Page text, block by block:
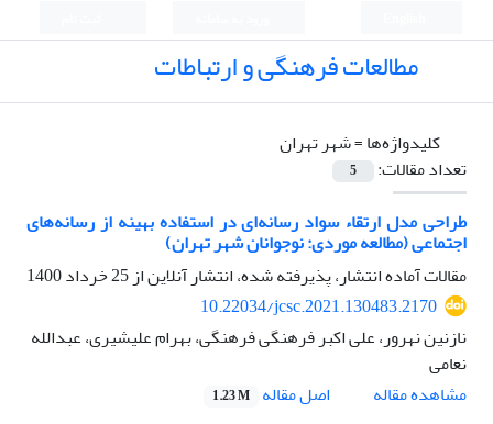
مطالعات فرهنگی و ارتباطات
کلیدواژه‌ها =شهر تهران
تعداد مقالات:
5
طراحی مدل ارتقاء سواد رسانه‌ای در استفاده بهینه از رسانه‌های
اجتماعی (مطالعه موردی: نوجوانان شهر تهران)
مقالات آماده انتشار، پذیرفته شده، انتشار آنلاین از25 خرداد 1400
10.22034/jcsc.2021.130483.2170
نازنین نهرور، علی اکبر فرهنگی فرهنگی، بهرام علیشیری، عبدالله
نعامی
مشاهده مقاله
اصل مقاله 1.23 M